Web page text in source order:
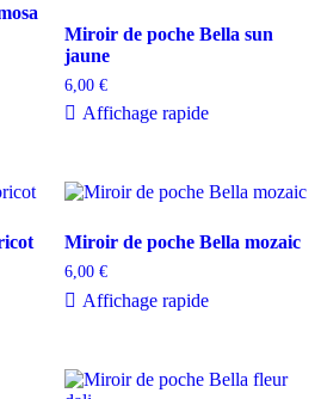
Miroir de poche Bella sun
jaune
6,00 €
Affichage rapide
Miroir de poche Bella mozaic
6,00 €
Affichage rapide